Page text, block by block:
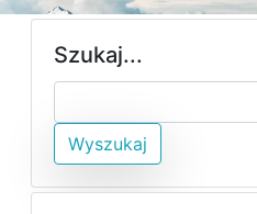
Szukaj...
Wyszukaj